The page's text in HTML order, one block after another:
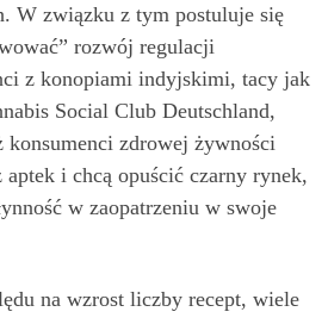
W związku z tym postuluje się
rozwój regulacji
z konopiami indyjskimi, tacy jak
Social Club Deutschland,
konsumenci zdrowej żywności
i chcą opuścić czarny rynek,
w zaopatrzeniu w swoje
na wzrost liczby recept, wiele